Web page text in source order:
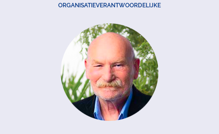
ORGANISATIEVERANTWOORDELIJKE